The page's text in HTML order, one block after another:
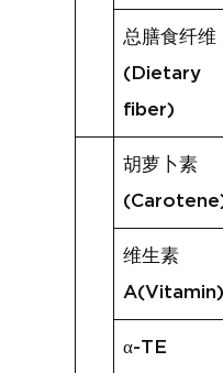
总膳食纤维
(Dietary
fiber)
胡萝卜素
维生素
A(Vitamin)
α-TE